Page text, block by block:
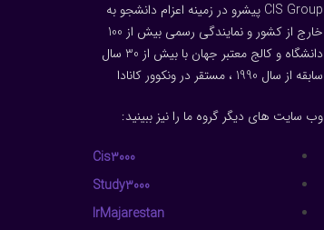
CIS Group پیشرو در زمینه اعزام دانشجو به
خارج از کشور و نمایندگی رسمی بیش از 100
دانشگاه و کالج معتبر جهان با بیش از 30 سال
سابقه از سال 1990 ، مستقر در ونکوور کانادا
وب سایت های دیگر گروه ما را نیز ببینید:
Cis3000
Study3000
IrMajarestan